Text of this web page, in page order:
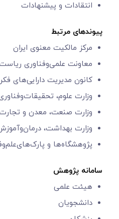
انتقادات و پیشنهادات
پیوندهای مرتبط
مرکز مالکیت معنوی ایران
معاونت علمی‌و‌فناوری
کانون مدیریت دارایی‌های
وزارت علوم،
وزارت صنعت، معدن و
وزارت بهداشت،
پژوهشگاه‌ها و
سامانه پژوهش
هیئت علمی
دانشجویان